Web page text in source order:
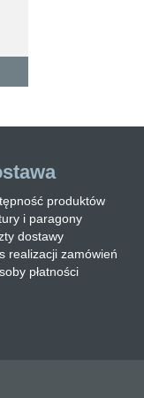
produktów
i paragony
dostawy
realizacji zamówień
płatności